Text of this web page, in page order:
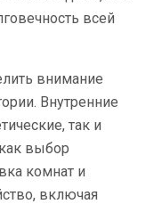
всей
внимание
Внутренние
так и
выбор
комнат и
включая